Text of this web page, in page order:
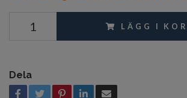
LÄGG I
Dela